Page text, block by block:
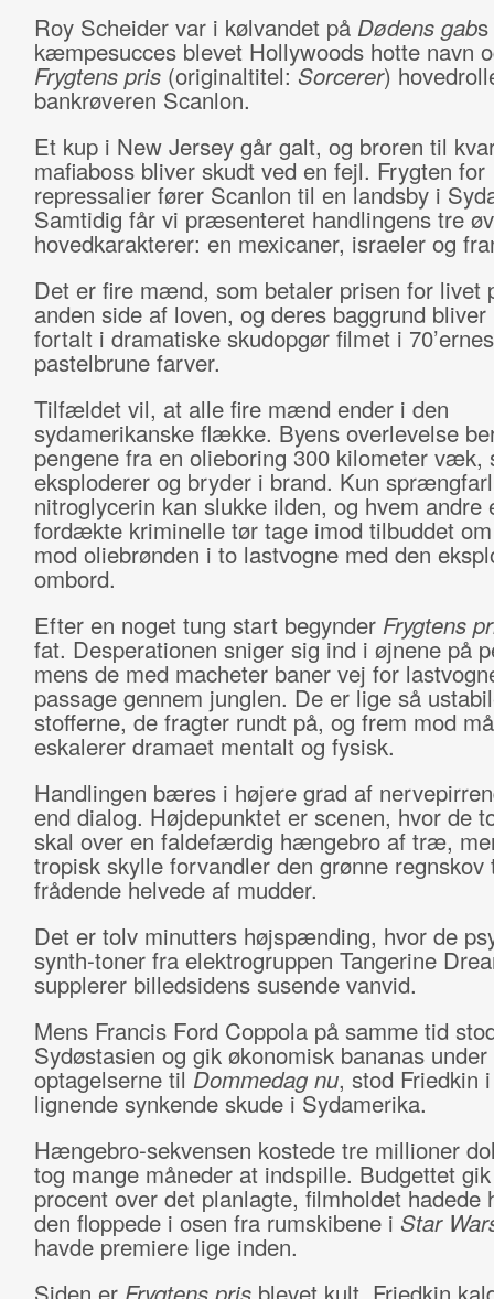
Roy Scheider var i kølvandet på Dødens gabs
kæmpesucces blevet Hollywoods hotte navn
Frygtens pris (originaltitel:Sorcerer)
bankrøveren Scanlon.
Et kup i New Jersey går galt, og broren til
mafiaboss bliver skudt ved en fejl. Frygten for
repressalier fører Scanlon til en landsby i
Samtidig får vi præsenteret handlingens tre
hovedkarakterer: en mexicaner, israeler og
Det er fire mænd, som betaler prisen for livet
anden side af loven, og deres baggrund bliver
fortalt i dramatiske skudopgør filmet i 70’ernes
pastelbrune farver.
Tilfældet vil, at alle fire mænd ender i den
sydamerikanske flække. Byens overlevelse
pengene fra en olieboring 300 kilometer væk,
eksploderer og bryder i brand. Kun
nitroglycerin kan slukke ilden, og hvem andre
fordækte kriminelle tør tage imod tilbuddet
mod oliebrønden i to lastvogne med den
ombord.
Efter en noget tung start begynder Frygtens
fat. Desperationen sniger sig ind i øjnene på
mens de med macheter baner vej for
passage gennem junglen. De er lige så
stofferne, de fragter rundt på, og frem mod
eskalerer dramaet mentalt og fysisk.
Handlingen bæres i højere grad af
end dialog. Højdepunktet er scenen, hvor de
skal over en faldefærdig hængebro af træ,
tropisk skylle forvandler den grønne regnskov
frådende helvede af mudder.
Det er tolv minutters højspænding, hvor de
synth-toner fra elektrogruppen Tangerine
supplerer billedsidens susende vanvid.
Mens Francis Ford Coppola på samme tid
Sydøstasien og gik økonomisk bananas under
optagelserne til Dommedag nu, stod Friedkin
lignende synkende skude i Sydamerika.
Hængebro-sekvensen kostede tre millioner
tog mange måneder at indspille. Budgettet
procent over det planlagte, filmholdet hadede
den floppede i osen fra rumskibene i Star
havde premiere lige inden.